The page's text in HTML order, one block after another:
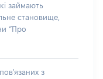
займають
становище,
“Про
з